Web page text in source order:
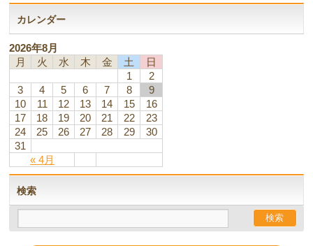
カレンダー
2026年8月
月
火 水 木 金 土 日
« 4月
1
2
3
4 5 6 7 8
9
10
11 12 13 14 15
16
17
18 19 20 21 22
23
24
25 26 27 28 29
30
31
検索